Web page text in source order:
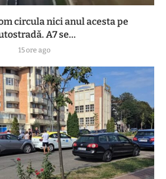
circula nici anul acesta pe
A7 se...
15 ore ago